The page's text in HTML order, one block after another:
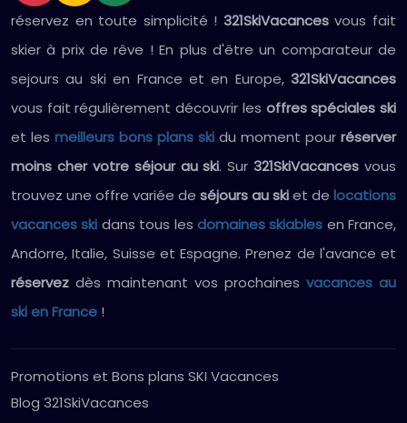
réservez en toute simplicité ! 321SkiVacancesvous fait
skier à prix de rêve ! En plus d'être un comparateur de
sejours au ski en France et en Europe, 321SkiVacances
vous fait régulièrement découvrir les offres spéciales ski
et les meilleurs bons plans ski du moment pour réserver
moins cher votre séjour au ski. Sur321SkiVacances vous
trouvez une offre variée de séjours au skiet de locations
vacances ski dans tous les domaines skiables en France,
Andorre, Italie, Suisse et Espagne. Prenez de l'avance et
réservez dès maintenant vos prochaines vacances au
ski en France !
Promotions et Bons plans SKI Vacances
Blog 321SkiVacances